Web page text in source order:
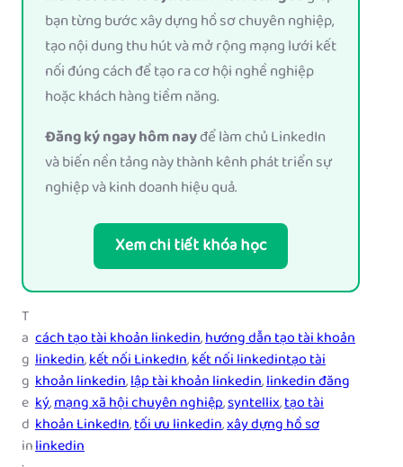
bạn từng bước xây dựng hồ sơ chuyên nghiệp,
tạo nội dung thu hút và mở rộng mạng lưới kết
nối đúng cách để tạo ra cơ hội nghề nghiệp
hoặc khách hàng tiềm năng.
Đăng ký ngay hôm nayđể làm chủ LinkedIn
và biến nền tảng này thành kênh phát triển sự
nghiệp và kinh doanh hiệu quả.
Xem chi tiết khóa học
T
a
g
g
e
d
in
cách tạo tài khoản linkedin, hướng dẫn tạo tài khoản
linkedin, kết nối LinkedIn, kết nối linkedintạo tài
khoản linkedin, lập tài khoản linkedin, linkedin đăng
ký, mạng xã hội chuyên nghiệp, syntellix, tạo tài
khoản LinkedIn, tối ưu linkedin, xây dựng hồ sơ
linkedin